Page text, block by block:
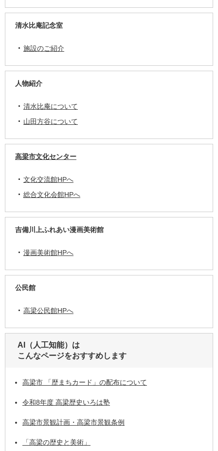
清水比庵記念室
施設のご紹介
人物紹介
清水比庵について
山田方谷について
高梁市文化センター
文化交流館HPへ
総合文化会館HPへ
吉備川上ふれあい漫画美術館
漫画美術館HPへ
公民館
高梁公民館HPへ
AI（人工知能）は
こんなページをおすすめします
高梁市 「歴まちカード」の配布について
令和8年度 高梁歴史いろは塾
高梁市景観計画・高梁市景観条例
「高梁の歴史と美術」